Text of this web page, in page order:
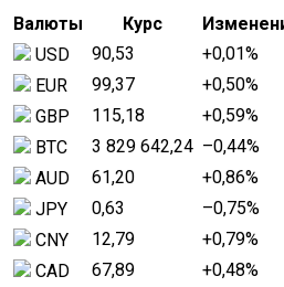
Валюты Курс
USD
90,53 +0,01%
EUR
99,37 +0,50%
GBP
115,18 +0,59%
BTC
3 829 642,24 –0,44%
AUD
61,20 +0,86%
JPY
0,63 –0,75%
CNY
12,79 +0,79%
CAD
67,89 +0,48%